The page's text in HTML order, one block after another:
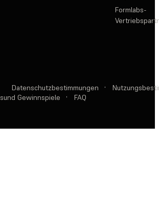
Formlabs-
Datenschutzbestimmungen ·
und Gewinnspiele
· FAQ